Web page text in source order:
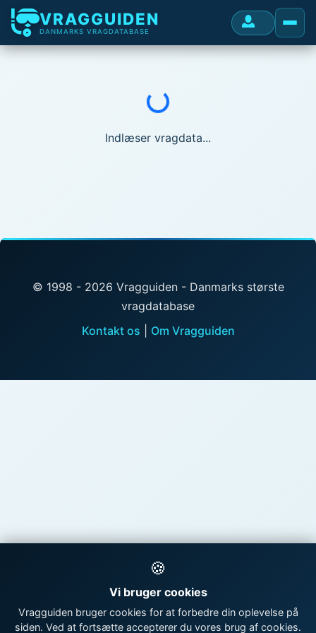
VRAGGUIDEN
DANMARKS VRAGDATABASE
Indlæser...
Indlæser vragdata...
© 1998 - 2026 Vragguiden - Danmarks største
vragdatabase
Kontakt os
Om Vragguiden
🍪
Vi bruger cookies
Vragguiden bruger cookies for at forbedre din oplevelse på
siden. Ved at fortsætte accepterer du vores brug af cookies.